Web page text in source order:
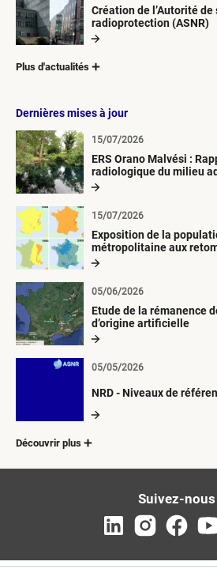
Création de l’Autorité
radioprotection (ASNR)
Plus d'actualités
Dernières mises à jour
ERS Orano Malvési :
radiologique du milieu
15/07/2026
Exposition de la
métropolitaine aux
radioactives depuis 1945
15/07/2026
Etude de la rémanence
d’origine artificielle
05/06/2026
NRD - Niveaux de
05/05/2026
Découvrir plus
Suivez-nous